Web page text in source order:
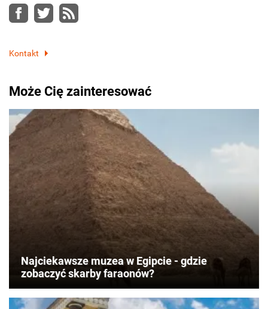
Facebook
Twitter
RSS
Kontakt
Może Cię zainteresować
Najciekawsze muzea w Egipcie - gdzie
zobaczyć skarby faraonów?